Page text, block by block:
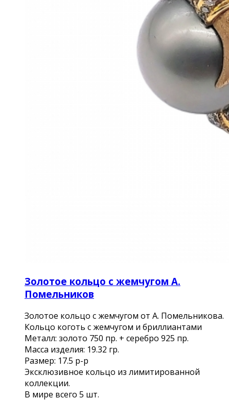
Золотое кольцо с жемчугом А.
Помельников
Золотое кольцо с жемчугом от А. Помельникова.
Кольцо коготь с жемчугом и бриллиантами
Металл: золото 750 пр. + серебро 925 пр.
Масса изделия: 19.32 гр.
Размер: 17.5 р-р
Эксклюзивное кольцо из лимитированной
коллекции.
В мире всего 5 шт.